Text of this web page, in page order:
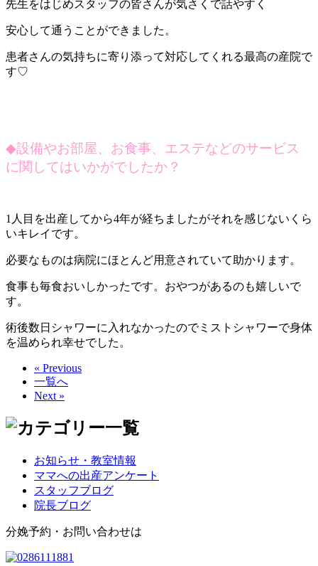
先生をはじめスタッフの皆さんが気さくで話やすく
安心して通うことができました。
患者さんの気持ちに寄り添って対応してくれる最高の産院で
す♡
◆設備やお部屋、お食事、エステなどのサービス
に関してはいかがでしたか？
1人目を出産してから4年が経ちましたがそれを感じないくら
いキレイです。
必要なものは病院にほとんど用意されていて助かります。
食事も毎食おいしかったです。おやつがあるのも嬉しいで
す。
術後数日シャワーに入れなかったのでミストシャワーで身体
を温められ幸せでした。
« Previous
一覧へ
Next »
お知らせ・教室情報
ママへの出産アンケート
スタッフブログ
院長ブログ
分娩予約・お問い合わせは